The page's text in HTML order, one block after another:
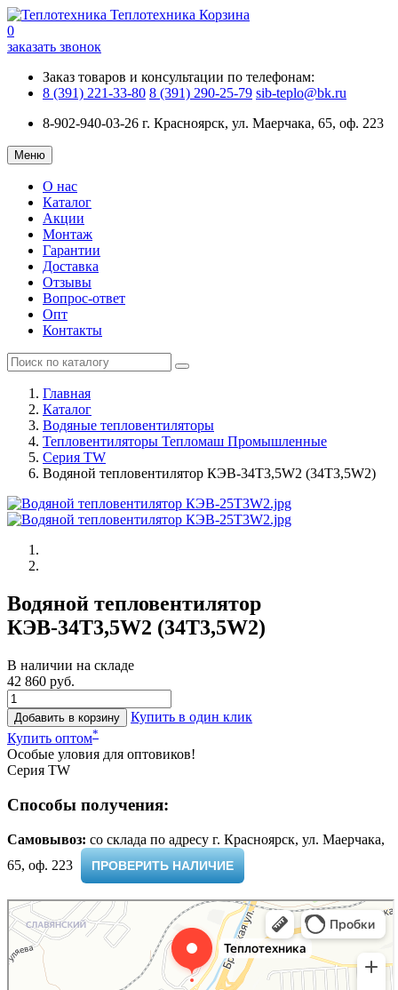
Теплотехника Корзина
0
заказать звонок
Заказ товаров и консультации по телефонам:
8 (391) 221-33-80 8 (391) 290-25-79 sib-teplo@bk.ru
8-902-940-03-26 г. Красноярск, ул. Маерчака, 65, оф. 223
Меню
О нас
Каталог
Акции
Монтаж
Гарантии
Доставка
Отзывы
Вопрос-ответ
Опт
Контакты
Главная
Каталог
Водяные тепловентиляторы
Тепловентиляторы Тепломаш Промышленные
Серия TW
Водяной тепловентилятор КЭВ-34T3,5W2 (34Т3,5W2)
Водяной тепловентилятор
КЭВ-34T3,5W2 (34Т3,5W2)
В наличии на складе
42 860 руб.
Добавить в корзину
Купить в один клик
Купить оптом*
Особые уловия для оптовиков!
Серия TW
Способы получения:
Самовывоз: cо склада по адресу г. Красноярск, ул. Маерчака,
65, оф. 223 ​
ПРОВЕРИТЬ НАЛИЧИЕ